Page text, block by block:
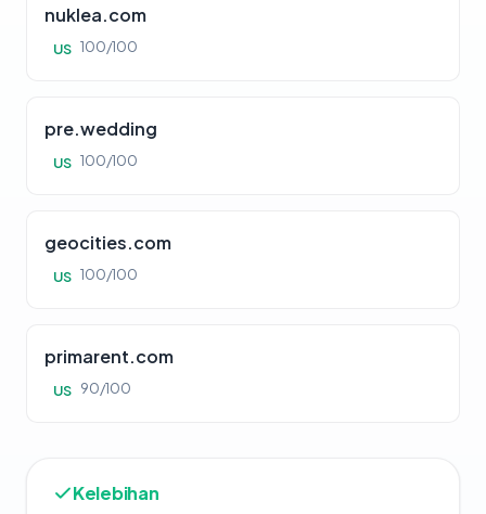
nuklea.com
US 100/100
pre.wedding
US 100/100
geocities.com
US 100/100
primarent.com
US 90/100
Kelebihan